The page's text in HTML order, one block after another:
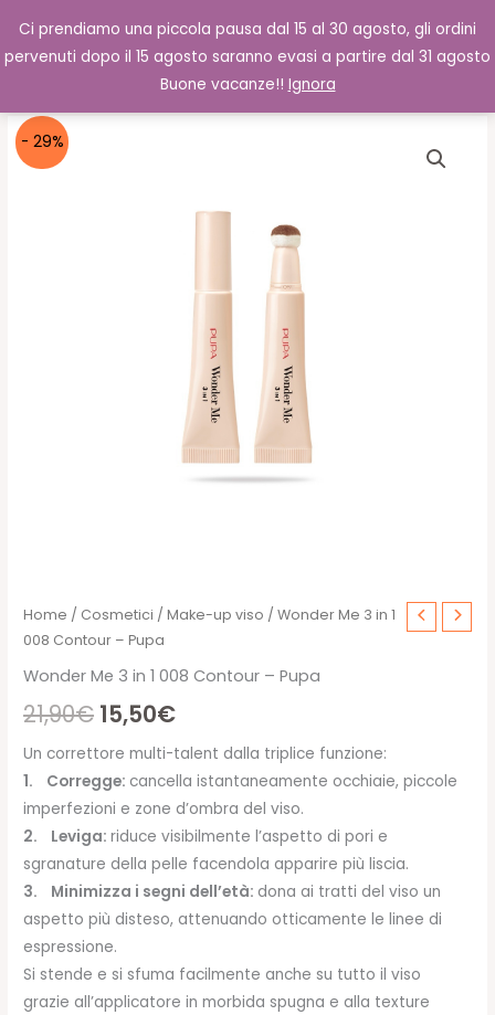
Ci prendiamo una piccola pausa dal 15 al 30 agosto, gli ordini
pervenuti dopo il 15 agosto saranno evasi a partire dal 31 agosto
Buone vacanze!! Ignora
contenuto
0,00€ Cerca
- 29%
Home / Cosmetici /Make-up viso / Wonder Me 3 in 1
008 Contour – Pupa
Wonder Me 3 in 1 008 Contour – Pupa
21,90€ Il
prezzo
originale
era:
21,90€.
15,50€Il
prezzo
attuale
è:
15,50€.
Un correttore multi-talent dalla triplice funzione:
1. Corregge: cancella istantaneamente occhiaie, piccole
imperfezioni e zone d’ombra del viso.
2. Leviga:riduce visibilmente l’aspetto di pori e
sgranature della pelle facendola apparire più liscia.
3. Minimizza i segni dell’età: dona ai tratti del viso un
aspetto più disteso, attenuando otticamente le linee di
espressione.
Si stende e si sfuma facilmente anche su tutto il viso
grazie all’applicatore in morbida spugna e alla texture